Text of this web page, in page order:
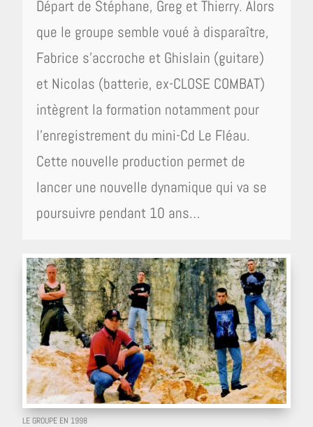
Départ de Stéphane, Greg et Thierry. Alors
que le groupe semble voué à disparaître,
Fabrice s’accroche et Ghislain (guitare)
et Nicolas (batterie, ex-CLOSE COMBAT)
intègrent la formation notamment pour
l’enregistrement du mini-Cd Le Fléau.
Cette nouvelle production permet de
lancer une nouvelle dynamique qui va se
poursuivre pendant 10 ans…
LE GROUPE EN 1998